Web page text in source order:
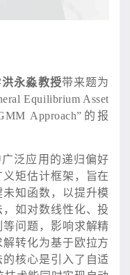
洪永淼教授带来题为
Equilibrium Asset
Approach”的报
泛应用的递归偏好
矩估计框架，旨在
知函数，以提升模
如对数线性化、投
问题，影响求解精
转化为基于欧拉方
核心是引入了自适